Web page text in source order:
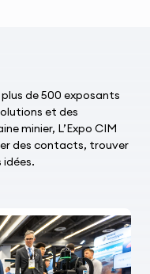
de 500 exposants
et des
minier, L’Expo CIM
des contacts, trouver